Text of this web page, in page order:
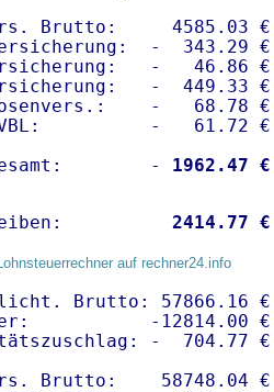
Brutto:     4585.03 €
-  343.29
-   46.86 €
-  449.33 €
-   68.78 €
VBL:          -   61.72
-
1962.47 €
bleiben: 2414.77 €
auf rechner24.info
Brutto: 57866.16 €
-12814.00
-  704.77 €
Brutto:    58748.04 €